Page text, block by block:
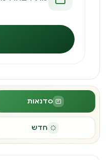
סדנאות
חדש